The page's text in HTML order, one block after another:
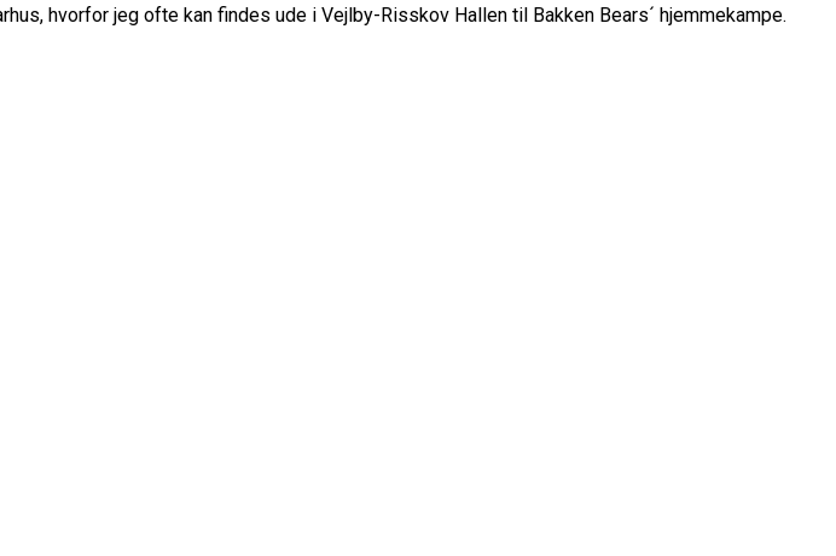
hvorfor jeg ofte kan findes ude i Vejlby-Risskov Hallen til Bakken Bears´ hjemmekampe.